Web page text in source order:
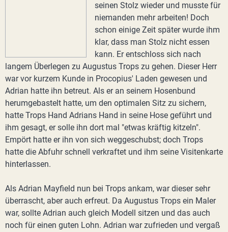
seinen Stolz wieder und musste für
niemanden mehr arbeiten! Doch
schon einige Zeit später wurde ihm
klar, dass man Stolz nicht essen
kann. Er entschloss sich nach
langem Überlegen zu Augustus Trops zu gehen. Dieser Herr
war vor kurzem Kunde in Procopius' Laden gewesen und
Adrian hatte ihn betreut. Als er an seinem Hosenbund
herumgebastelt hatte, um den optimalen Sitz zu sichern,
hatte Trops Hand Adrians Hand in seine Hose geführt und
ihm gesagt, er solle ihn dort mal "etwas kräftig kitzeln".
Empört hatte er ihn von sich weggeschubst; doch Trops
hatte die Abfuhr schnell verkraftet und ihm seine Visitenkarte
hinterlassen.
Als Adrian Mayfield nun bei Trops ankam, war dieser sehr
überrascht, aber auch erfreut. Da Augustus Trops ein Maler
war, sollte Adrian auch gleich Modell sitzen und das auch
noch für einen guten Lohn. Adrian war zufrieden und vergaß